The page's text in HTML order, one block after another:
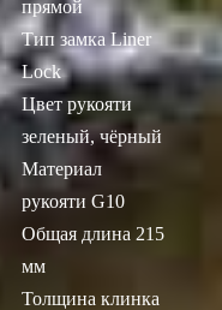
прямой
Тип замка Liner
Lock
Цвет рукояти
зеленый, чёрный
Материал
рукояти G10
Общая длина 215
мм
Толщина клинка